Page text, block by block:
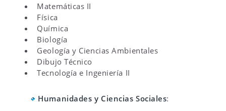
Matemáticas II
Física
Química
Biología
Geología y Ciencias Ambientales
Dibujo Técnico
Tecnología e Ingeniería II
Humanidades y Ciencias Sociales: